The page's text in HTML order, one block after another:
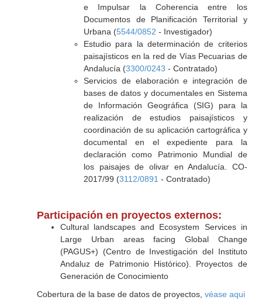
e Impulsar la Coherencia entre los
Documentos de Planificación Territorial y
Urbana (5544/0852 - Investigador)
Estudio para la determinación de criterios
paisajísticos en la red de Vías Pecuarias de
Andalucía (3300/0243 - Contratado)
Servicios de elaboración e integración de
bases de datos y documentales en Sistema
de Información Geográfica (SIG) para la
realización de estudios paisajísticos y
coordinación de su aplicación cartográfica y
documental en el expediente para la
declaración como Patrimonio Mundial de
los paisajes de olivar en Andalucía. CO-
2017/99 (3112/0891 - Contratado)
Participación en proyectos externos:
Cultural landscapes and Ecosystem Services in
Large Urban areas facing Global Change
(PAGUS+) (Centro de Investigación del Instituto
Andaluz de Patrimonio Histórico). Proyectos de
Generación de Conocimiento
Cobertura de la base de datos de proyectos, véase aqui